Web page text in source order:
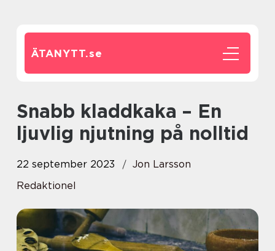
ÄTANYTT.se
Snabb kladdkaka – En
ljuvlig njutning på nolltid
22 september 2023
Jon Larsson
Redaktionel